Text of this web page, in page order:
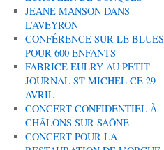
JEANE MANSON DANS
L’AVEYRON
CONFÉRENCE SUR LE BLUES
POUR 600 ENFANTS
FABRICE EULRY AU PETIT-
JOURNAL ST MICHEL CE 29
AVRIL
CONCERT CONFIDENTIEL À
CHÂLONS SUR SAÔNE
CONCERT POUR LA